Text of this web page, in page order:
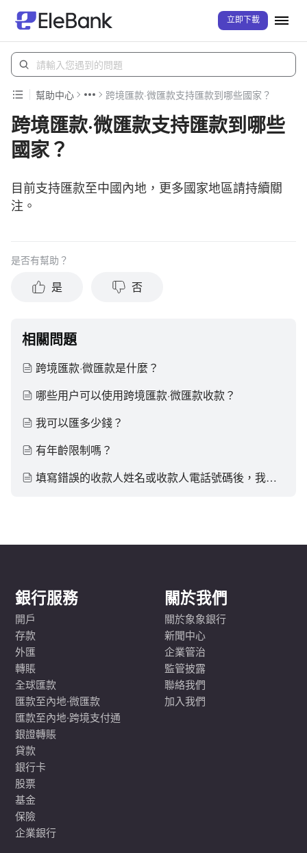
立即下載
幫助中心 跨境匯款·微匯款支持匯款到哪些國家？
跨境匯款·微匯款支持匯款到哪些
國家？
目前支持匯款至中國內地，更多國家地區請持續關
注。
是否有幫助？
是 否
相關問題
跨境匯款·微匯款是什麼？
哪些用户可以使用跨境匯款·微匯款收款？
我可以匯多少錢？
有年齡限制嗎？
填寫錯誤的收款人姓名或收款人電話號碼後，我可以取消/修改匯款指示嗎？
銀行服務
開戶
存款
外匯
轉賬
全球匯款
匯款至內地·微匯款
匯款至內地·跨境支付通
銀證轉賬
貸款
銀行卡
股票
基金
保險
企業銀行
關於我們
關於象象銀行
新聞中心
企業管治
監管披露
聯絡我們
加入我們